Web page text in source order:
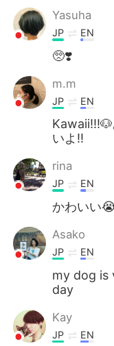
Yasuha
JP EN
🥺❣️
m.m
JP EN
いよ‼︎
rina
JP EN
かわいい
Asako
JP EN
my dog is
day
Kay
JP EN